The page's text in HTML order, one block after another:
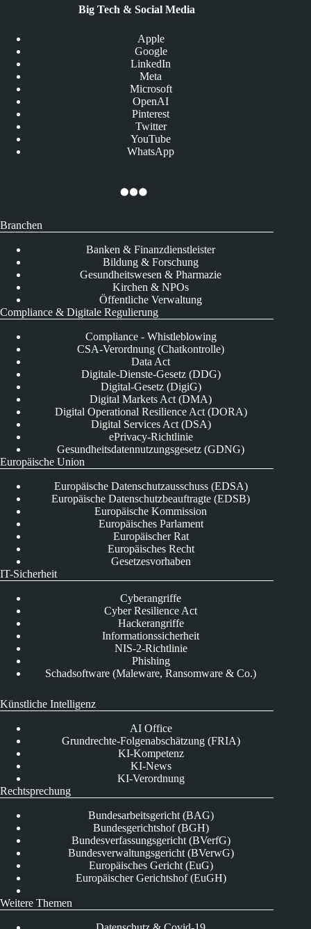
Big Tech & Social Media
Apple
Google
LinkedIn
Meta
Microsoft
OpenAI
Pinterest
Twitter
YouTube
WhatsApp
Branchen
Banken & Finanzdienstleister
Bildung & Forschung
Gesundheitswesen & Pharmazie
Kirchen & NPOs
Öffentliche Verwaltung
Compliance & Digitale Regulierung
Compliance - Whistleblowing
CSA-Verordnung (Chatkontrolle)
Data Act
Digitale-Dienste-Gesetz (DDG)
Digital-Gesetz (DigiG)
Digital Markets Act (DMA)
Digital Operational Resilience Act (DORA)
Digital Services Act (DSA)
ePrivacy-Richtlinie
Gesundheitsdatennutzungsgesetz (GDNG)
Europäische Union
Europäische Datenschutzausschuss (EDSA)
Europäische Datenschutzbeauftragte (EDSB)
Europäische Kommission
Europäisches Parlament
Europäischer Rat
Europäisches Recht
Gesetzesvorhaben
IT-Sicherheit
Cyberangriffe
Cyber Resilience Act
Hackerangriffe
Informationssicherheit
NIS-2-Richtlinie
Phishing
Schadsoftware (Maleware, Ransomware & Co.)
Künstliche Intelligenz
AI Office
Grundrechte-Folgenabschätzung (FRIA)
KI-Kompetenz
KI-News
KI-Verordnung
Rechtsprechung
Bundesarbeitsgericht (BAG)
Bundesgerichtshof (BGH)
Bundesverfassungsgericht (BVerfG)
Bundesverwaltungsgericht (BVerwG)
Europäisches Gericht (EuG)
Europäischer Gerichtshof (EuGH)
Weitere Themen